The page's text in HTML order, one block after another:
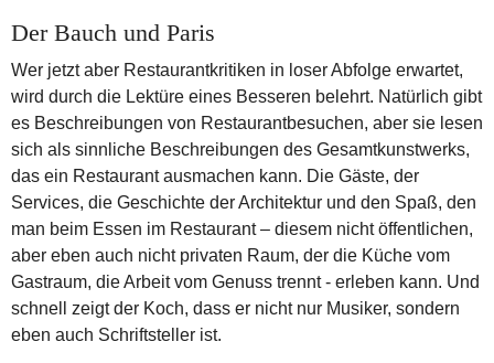
Der Bauch und Paris
Wer jetzt aber Restaurantkritiken in loser Abfolge erwartet,
wird durch die Lektüre eines Besseren belehrt. Natürlich gibt
es Beschreibungen von Restaurantbesuchen, aber sie lesen
sich als sinnliche Beschreibungen des Gesamtkunstwerks,
das ein Restaurant ausmachen kann. Die Gäste, der
Services, die Geschichte der Architektur und den Spaß, den
man beim Essen im Restaurant – diesem nicht öffentlichen,
aber eben auch nicht privaten Raum, der die Küche vom
Gastraum, die Arbeit vom Genuss trennt - erleben kann. Und
schnell zeigt der Koch, dass er nicht nur Musiker, sondern
eben auch Schriftsteller ist.